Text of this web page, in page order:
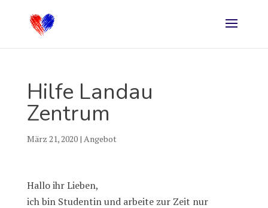
Hilfe Landau
Zentrum
März 21, 2020| Angebot
Hallo ihr Lieben,
ich bin Studentin und arbeite zur Zeit nur